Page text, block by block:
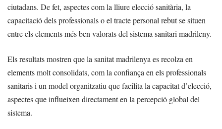
ciutadans. De fet, aspectes com la lliure elecció sanitària, la
capacitació dels professionals o el tracte personal rebut se situen
entre els elements més ben valorats del sistema sanitari madrileny.
Els resultats mostren que la sanitat madrilenya es recolza en
elements molt consolidats, com la confiança en els professionals
sanitaris i un model organitzatiu que facilita la capacitat d’elecció,
aspectes que influeixen directament en la percepció global del
sistema.